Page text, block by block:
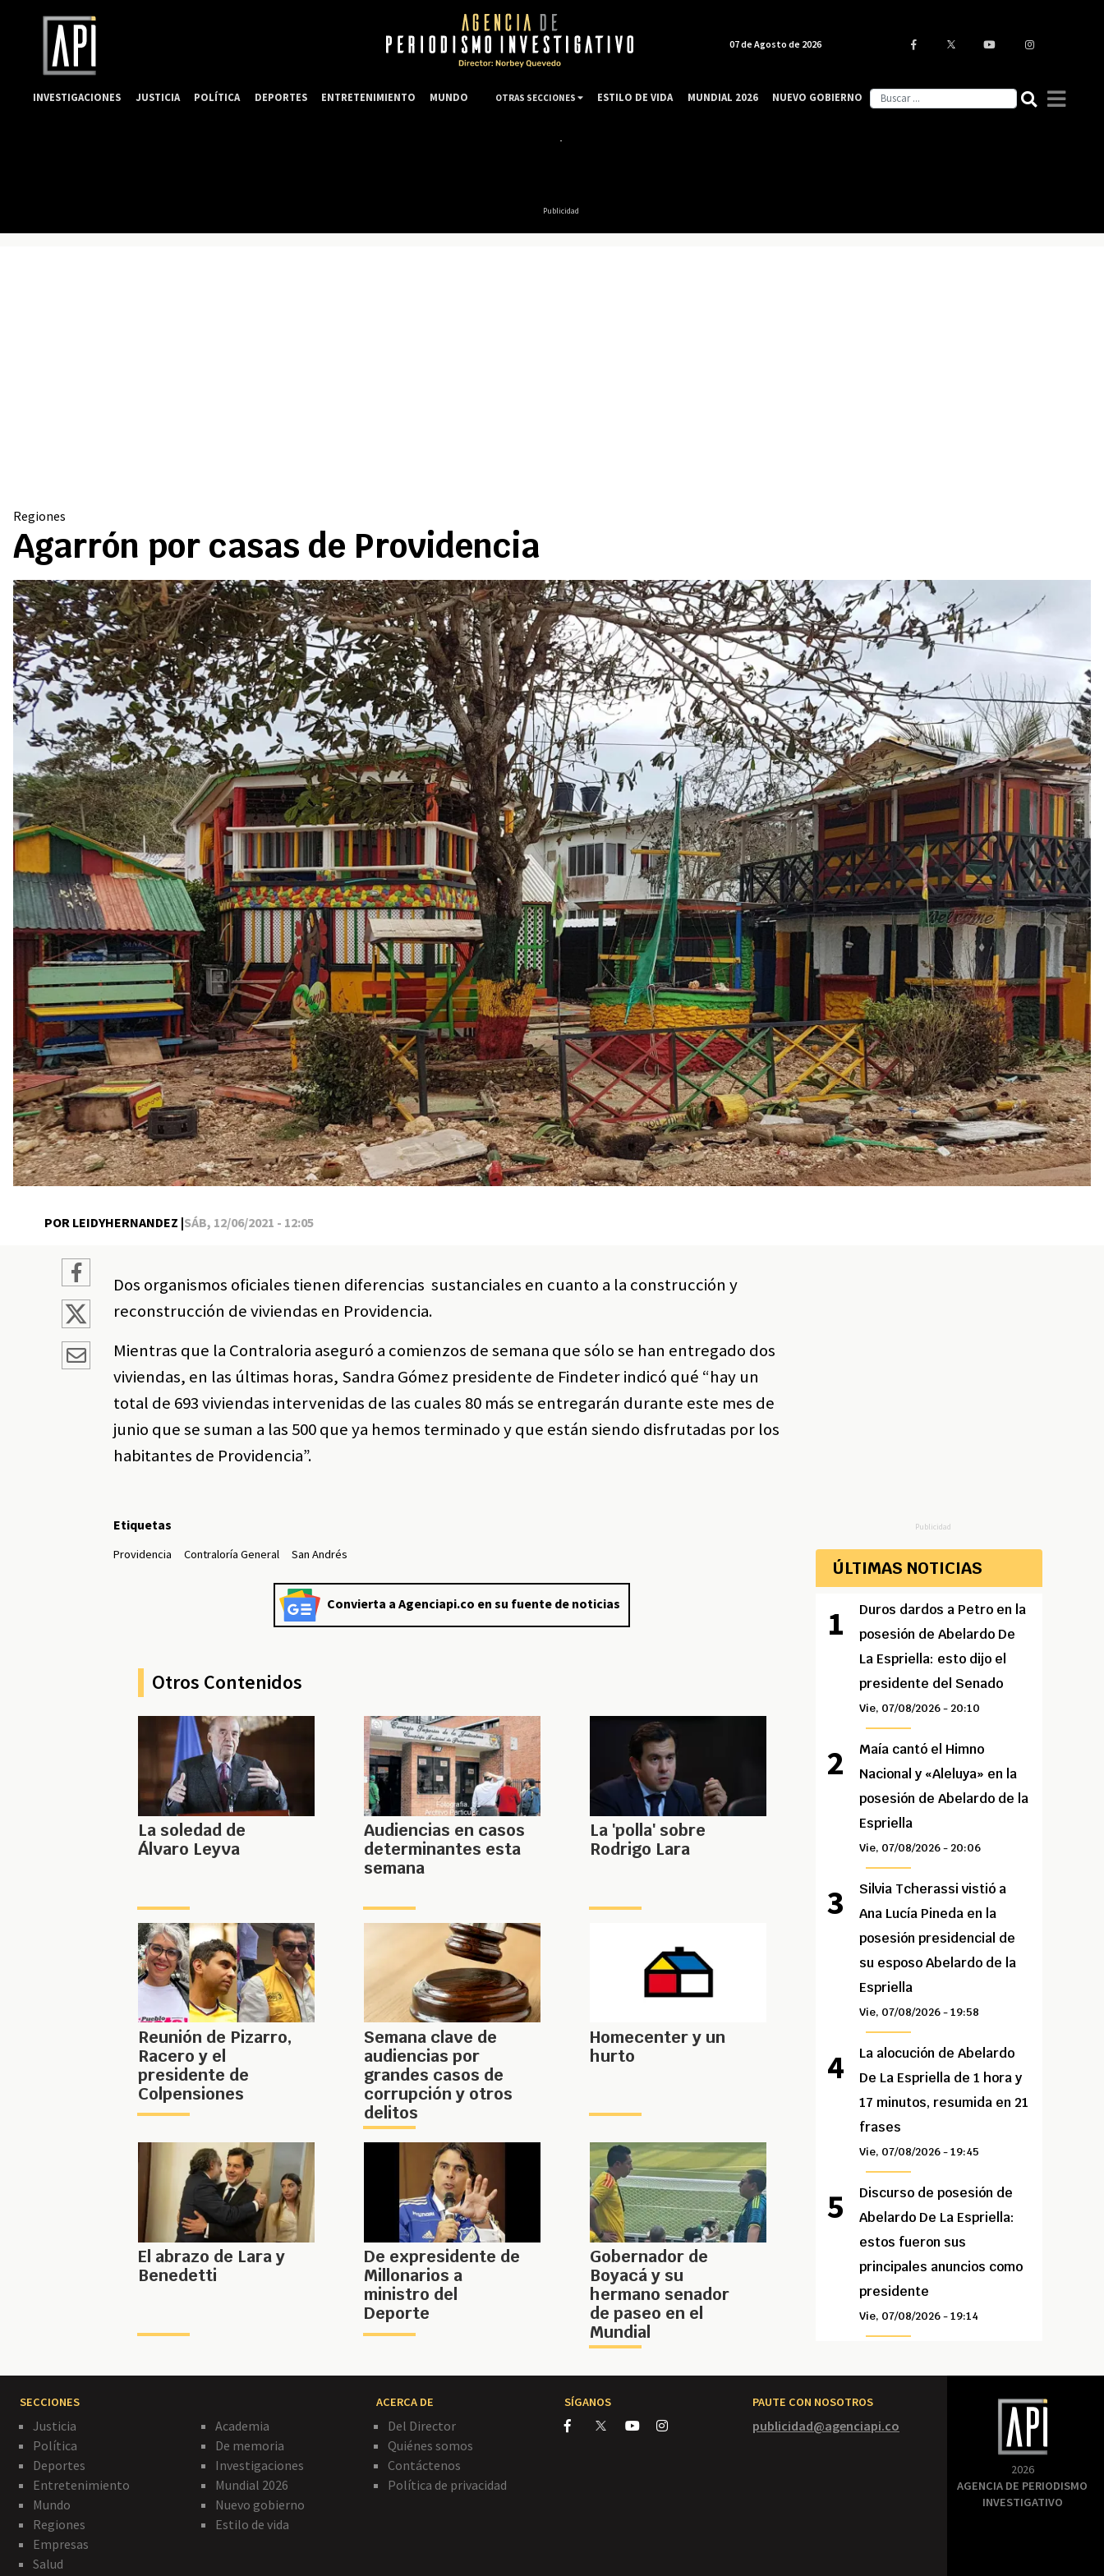
Publicidad
Regiones
Agarrón por casas de Providencia
POR LEIDYHERNANDEZ |SÁB, 12/06/2021 - 12:05
Dos organismos oficiales tienen diferencias sustanciales en cuanto a la construcción y
reconstrucción de viviendas en Providencia.
Mientras que la Contraloria aseguró a comienzos de semana que sólo se han entregado dos
viviendas, en las últimas horas, Sandra Gómez presidente de Findeter indicó qué “hay un
total de 693 viviendas intervenidas de las cuales 80 más se entregarán durante este mes de
junio que se suman a las 500 que ya hemos terminado y que están siendo disfrutadas por los
habitantes de Providencia”.
Etiquetas
Providencia Contraloría General San Andrés
Convierta a Agenciapi.co en su fuente de noticias
Otros Contenidos
La soledad de
Álvaro Leyva
Audiencias en casos
determinantes esta
semana
La 'polla' sobre
Rodrigo Lara
Reunión de Pizarro,
Racero y el
presidente de
Colpensiones
Semana clave de
audiencias por
grandes casos de
corrupción y otros
delitos
Homecenter y un
hurto
El abrazo de Lara y
Benedetti
De expresidente de
Millonarios a
ministro del
Deporte
Gobernador de
Boyacá y su
hermano senador
de paseo en el
Mundial
Publicidad
ÚLTIMAS NOTICIAS
Duros dardos a Petro en la
posesión de Abelardo De
La Espriella: esto dijo el
presidente del Senado
Vie, 07/08/2026 - 20:10
Maía cantó el Himno
Nacional y «Aleluya» en la
posesión de Abelardo de la
Espriella
Vie, 07/08/2026 - 20:06
Silvia Tcherassi vistió a
Ana Lucía Pineda en la
posesión presidencial de
su esposo Abelardo de la
Espriella
Vie, 07/08/2026 - 19:58
La alocución de Abelardo
De La Espriella de 1 hora y
17 minutos, resumida en 21
frases
Vie, 07/08/2026 - 19:45
Discurso de posesión de
Abelardo De La Espriella:
estos fueron sus
principales anuncios como
presidente
Vie, 07/08/2026 - 19:14
SECCIONES
Justicia
Política
Deportes
Entretenimiento
Mundo
Regiones
Empresas
Salud
Academia
De memoria
Investigaciones
Mundial 2026
Nuevo gobierno
Estilo de vida
ACERCA DE
Del Director
Quiénes somos
Contáctenos
Política de privacidad
SÍGANOS PAUTE CON NOSOTROS
publicidad@agenciapi.co
2026
AGENCIA DE PERIODISMO
INVESTIGATIVO
07 de Agosto de 2026
INVESTIGACIONES JUSTICIA POLÍTICA DEPORTES ENTRETENIMIENTO MUNDO OTRAS SECCIONES ESTILO DE VIDA MUNDIAL 2026 NUEVO GOBIERNO